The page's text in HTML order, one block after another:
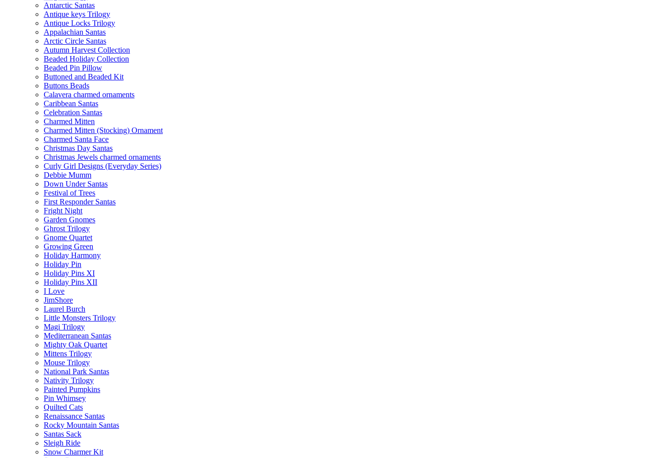
Antarctic Santas
Antique keys Trilogy
Antique Locks Trilogy
Appalachian Santas
Arctic Circle Santas
Autumn Harvest Collection
Beaded Holiday Collection
Beaded Pin Pillow
Buttoned and Beaded Kit
Buttons Beads
Calavera charmed ornaments
Caribbean Santas
Celebration Santas
Charmed Mitten
Charmed Mitten (Stocking) Ornament
Charmed Santa Face
Christmas Day Santas
Christmas Jewels charmed ornaments
Curly Girl Designs (Everyday Series)
Debbie Mumm
Down Under Santas
Festival of Trees
First Responder Santas
Fright Night
Garden Gnomes
Ghrost Trilogy
Gnome Quartet
Growing Green
Holiday Harmony
Holiday Pin
Holiday Pins XI
Holiday Pins XII
I Love
JimShore
Laurel Burch
Little Monsters Trilogy
Magi Trilogy
Mediterranean Santas
Mighty Oak Quartet
Mittens Trilogy
Mouse Trilogy
National Park Santas
Nativity Trilogy
Painted Pumpkins
Pin Whimsey
Quilted Cats
Renaissance Santas
Rocky Mountain Santas
Santas Sack
Sleigh Ride
Snow Charmer Kit